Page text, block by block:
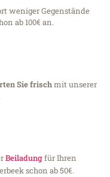
weniger Gegenstände
ab 100€ an.
Sie frischmit unserer
Beiladungfür Ihren
schon ab 50€.